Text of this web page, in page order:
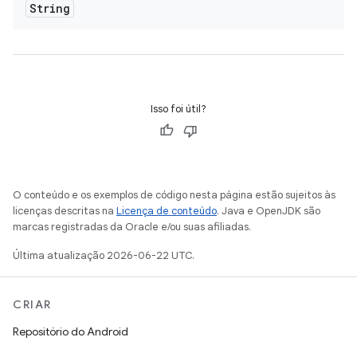
String
Isso foi útil?
O conteúdo e os exemplos de código nesta página estão sujeitos às
licenças descritas na Licença de conteúdo. Java e OpenJDK são
marcas registradas da Oracle e/ou suas afiliadas.
Última atualização 2026-06-22 UTC.
CRIAR
Repositório do Android